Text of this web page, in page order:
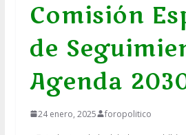
Comisión
de
Agenda
24 enero, 2025 foropolitico